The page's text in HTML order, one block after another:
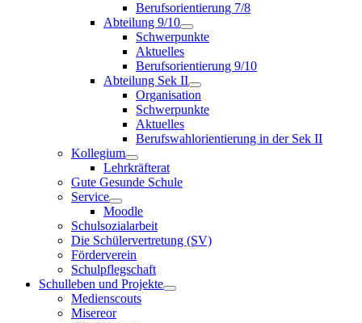
Berufsorientierung 7/8
Abteilung 9/10
Schwerpunkte
Aktuelles
Berufsorientierung 9/10
Abteilung Sek II
Organisation
Schwerpunkte
Aktuelles
Berufswahlorientierung in der Sek II
Kollegium
Lehrkräfterat
Gute Gesunde Schule
Service
Moodle
Schulsozialarbeit
Die Schülervertretung (SV)
Förderverein
Schulpflegschaft
Schulleben und Projekte
Medienscouts
Misereor